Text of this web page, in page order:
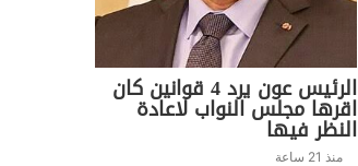
الرئيس عون يرد 4 قوانين كان
اقرها مجلس النواب لاعادة
النظر فيها
منذ 21 ساعة